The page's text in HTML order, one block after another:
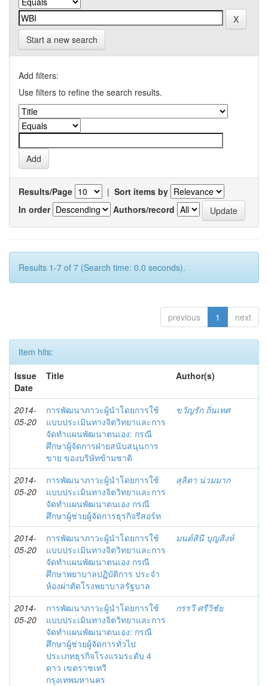
Start a new search
Add filters:
Use filters to refine the search results.
Results/Page | Sort items by
In order
Authors/record
Results 1-7 of 7 (Search time: 0.0 seconds).
previous 1 next
Item hits:
Issue
Date
Title Author(s)
2014-
05-20
การพัฒนาภาวะผู้นำโดยการใช้
แบบประเมินทางจิตวิทยาและการ
จัดทำแผนพัฒนาตนเอง: กรณี
ศึกษาผู้จัดการฝ่ายสนับสนุนการ
ขาย ของบริษัทข้ามชาติ
ขวัญรัก ถิ่นเทศ
2014-
05-20
การพัฒนาภาวะผู้นำโดยการใช้
แบบประเมินทางจิตวิทยาและการ
จัดทำแผนพัฒนาตนเอง กรณี
ศึกษาผู้ช่วยผู้จัดการธุรกิจรีสอร์ท
สุลิตา น่วมมาก
2014-
05-20
การพัฒนาภาวะผู้นำโดยการใช้
แบบประเมินทางจิตวิทยาและการ
จัดทำแผนพัฒนาตนเอง กรณี
ศึกษาพยาบาลปฏิบัติการ ประจำ
ห้องผ่าตัดโรงพยาบาลรัฐบาล
มนต์สินี บุญสิงห์
2014-
05-20
การพัฒนาภาวะผู้นำโดยการใช้
แบบประเมินทางจิตวิทยาและการ
จัดทำแผนพัฒนาตนเอง: กรณี
ศึกษาผู้ช่วยผู้จัดการทั่วไป
ประเภทธุรกิจโรงแรมระดับ 4
ดาว เขตราชเทวี
กรุงเทพมหานคร
กรรวี ศรีวิชัย